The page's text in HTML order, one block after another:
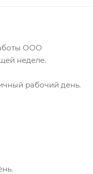
ООО
неделе.
рабочий день.